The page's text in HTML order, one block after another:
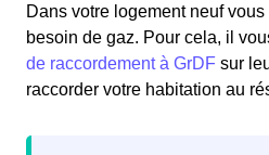
Dans votre logement neuf
besoin de gaz. Pour cela, il
de raccordement à GrDF sur
raccorder votre habitation au